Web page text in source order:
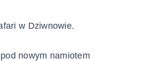
w Dziwnowie.
nowym namiotem